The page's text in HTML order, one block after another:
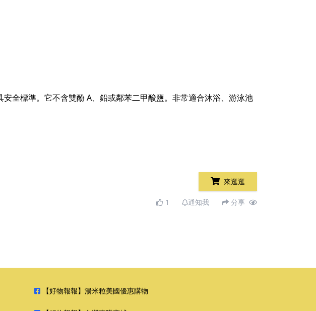
全標準。它不含雙酚 A、鉛或鄰苯二甲酸鹽。非常適合沐浴、游泳池
來逛逛
1 通知我 分享
【好物報報】湯米粒美國優惠購物